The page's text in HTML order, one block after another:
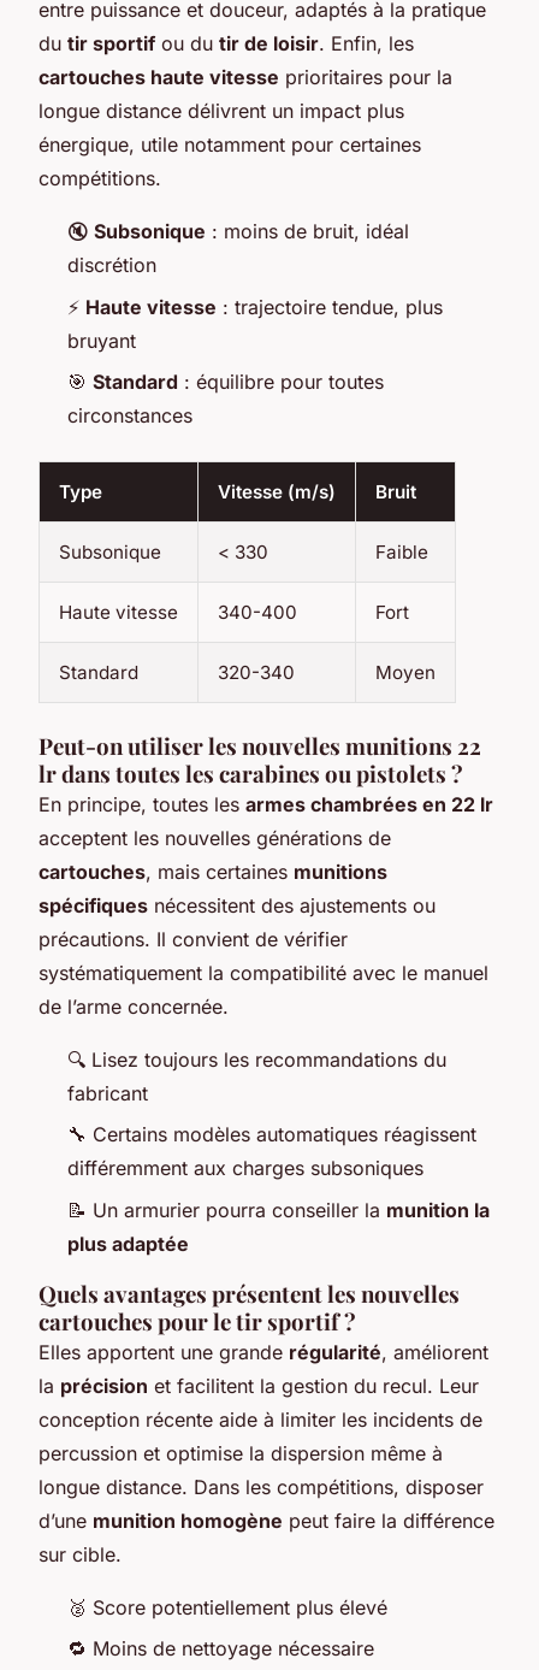
entre puissance et douceur, adaptés à la pratique
du tir sportifou du tir de loisir. Enfin, les
cartouches haute vitesse prioritaires pour la
longue distance délivrent un impact plus
énergique, utile notamment pour certaines
compétitions.
🔇 Subsonique : moins de bruit, idéal
discrétion
⚡ Haute vitesse : trajectoire tendue, plus
bruyant
🎯 Standard : équilibre pour toutes
circonstances
Type Vitesse (m/s) Bruit
Subsonique < 330 Faible
Haute vitesse 340-400 Fort
Standard 320-340 Moyen
Peut-on utiliser les nouvelles munitions 22
lr dans toutes les carabines ou pistolets ?
En principe, toutes les armes chambrées en 22 lr
acceptent les nouvelles générations de
cartouches, mais certaines munitions
spécifiques nécessitent des ajustements ou
précautions. Il convient de vérifier
systématiquement la compatibilité avec le manuel
de l’arme concernée.
🔍 Lisez toujours les recommandations du
fabricant
🔧 Certains modèles automatiques réagissent
différemment aux charges subsoniques
📝 Un armurier pourra conseiller la munition la
plus adaptée
Quels avantages présentent les nouvelles
cartouches pour le tir sportif ?
Elles apportent une grande régularité, améliorent
la précision et facilitent la gestion du recul. Leur
conception récente aide à limiter les incidents de
percussion et optimise la dispersion même à
longue distance. Dans les compétitions, disposer
d’une munition homogène peut faire la différence
sur cible.
🥈 Score potentiellement plus élevé
🔁 Moins de nettoyage nécessaire